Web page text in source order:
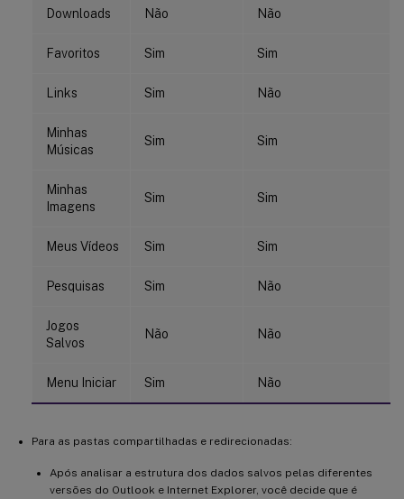
Downloads Não Não
Favoritos Sim Sim
Links Sim Não
Minhas
Músicas
Sim Sim
Minhas
Imagens
Sim Sim
Meus Vídeos Sim Sim
Pesquisas Sim Não
Jogos
Salvos
Não Não
Menu Iniciar Sim Não
Para as pastas compartilhadas e redirecionadas:
Após analisar a estrutura dos dados salvos pelas diferentes
versões do Outlook e Internet Explorer, você decide que é